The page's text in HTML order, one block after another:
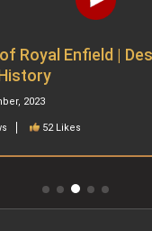
Enfield | Desh
2023
52 Likes